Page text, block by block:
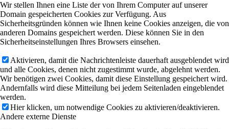
Wir stellen Ihnen eine Liste der von Ihrem Computer auf unserer
Domain gespeicherten Cookies zur Verfügung. Aus
Sicherheitsgründen können wie Ihnen keine Cookies anzeigen, die von
anderen Domains gespeichert werden. Diese können Sie in den
Sicherheitseinstellungen Ihres Browsers einsehen.
Aktivieren, damit die Nachrichtenleiste dauerhaft ausgeblendet wird
und alle Cookies, denen nicht zugestimmt wurde, abgelehnt werden.
Wir benötigen zwei Cookies, damit diese Einstellung gespeichert wird.
Andernfalls wird diese Mitteilung bei jedem Seitenladen eingeblendet
werden.
Hier klicken, um notwendige Cookies zu aktivieren/deaktivieren.
Andere externe Dienste